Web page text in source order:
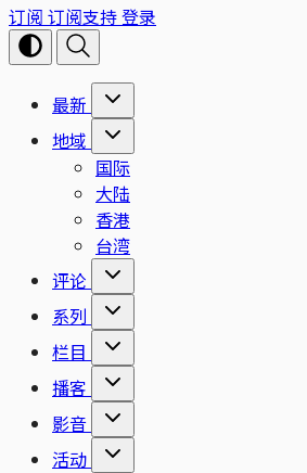
订阅 订阅支持登录
最新
地域
国际
大陆
香港
台湾
评论
系列
栏目
播客
影音
活动